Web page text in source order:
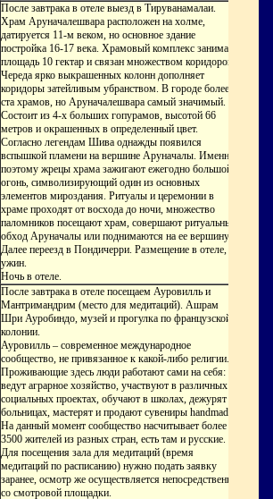
После завтрака в отеле выезд в Тируванамалаи.
Храм Аруначалешвара расположен на холме,
датируется 11-м веком, но основное здание
постройка 16-17 века. Храмовый комплекс занимает
площадь 10 гектар и связан множеством коридоров.
Череда ярко выкрашенных колонн дополняет
коридоры затейливым убранством. В городе более
ста храмов, но Аруначалешвара самый значимый.
Состоит из 4-х больших гопурамов, высотой 66
метров и окрашенных в определенный цвет.
Согласно легендам Шива однажды появился
вспышкой пламени на вершине Аруначалы. Именно
поэтому жрецы храма зажигают ежегодно большой
огонь, символизирующий один из основных
элементов мироздания. Ритуалы и церемонии в
храме проходят от восхода до ночи, множество
паломников посещают храм, совершают ритуальный
обход Аруначалы или поднимаются на ее вершину.
Далее переезд в Пондичерри. Размещение в отеле,
ужин.
Ночь в отеле.
После завтрака в отеле посещаем Ауровилль и
Мантримандрим (место для медитаций). Ашрам
Шри Ауробиндо, музей и прогулка по французской
колонии.
Ауровилль – современное международное
сообщество, не привязанное к какой-либо религии.
Проживающие здесь люди работают сами на себя:
ведут аграрное хозяйство, участвуют в различных
социальных проектах, обучают в школах, дежурят в
больницах, мастерят и продают сувениры handmade.
На данный момент сообщество насчитывает более
3500 жителей из разных стран, есть там и русские.
Для посещения зала для медитаций (время
медитаций по расписанию) нужно подать заявку
заранее, осмотр же осуществляется непосредственно
со смотровой площадки.